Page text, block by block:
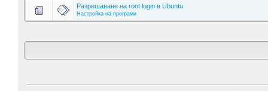
Разрешаване на root login в Ubuntu
Настройка на програми